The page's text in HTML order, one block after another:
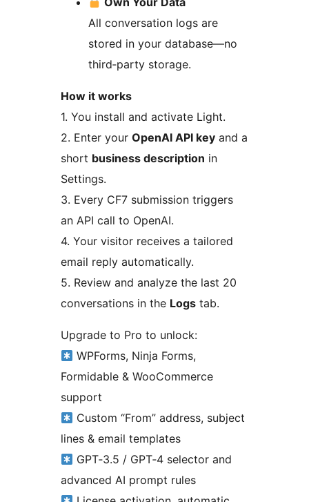
All conversation logs are
stored in your database—no
third‑party storage.
How it works
1. You install and activate Light.
2. Enter your OpenAI API key and a
short business description in
Settings.
3. Every CF7 submission triggers
an API call to OpenAI.
4. Your visitor receives a tailored
email reply automatically.
5. Review and analyze the last 20
conversations in the Logs tab.
Upgrade to Pro to unlock:
WPForms, Ninja Forms,
Formidable & WooCommerce
support
Custom “From” address, subject
lines & email templates
GPT‑3.5 / GPT‑4 selector and
advanced AI prompt rules